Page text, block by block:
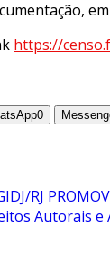
https://
0
RJ
Autorais